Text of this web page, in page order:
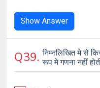
Show Answer
Q39.निम्नलिखित मे से
रूप मे गणना नहीं